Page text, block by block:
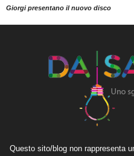
Giorgi presentano il nuovo disco
Questo sito/blog non rappresenta